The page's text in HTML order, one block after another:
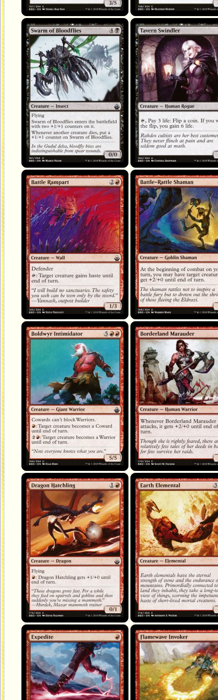
Essaim d'hématovores Filouteuse de taverne
Rempart de bataille Shamane à crécelle de guerre
Intimidateur boldwyrien Maraudeuse des frontières
Progéniture dragon Élémental de terre
Hâte Invocateur vagueflamme